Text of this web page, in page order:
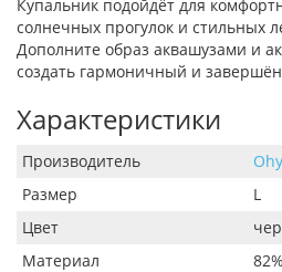
Купальник подойдёт для
солнечных прогулок и стильных
Дополните образ аквашузами и
создать гармоничный и
Характеристики
Производитель
Размер
L
Цвет
Материал